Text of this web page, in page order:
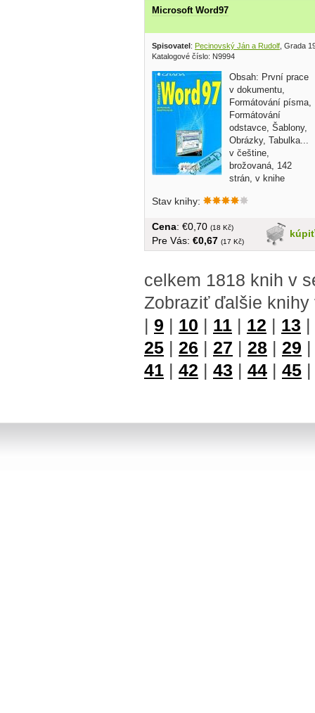
Microsoft Word97
Spisovatel : Pecinovský Ján a Rudolf , Grada
Katalogové číslo: N9994
Obsah: První prace
v dokumentu,
Formátování písma,
Formátování
odstavce, Šablony,
Obrázky, Tabulka...
v češtine,
brožovaná, 142
strán, v knihe
Stav knihy:
kúpiť
Cena: €0,70 (18 Kč)
Pre Vás: €0,67 (17 Kč)
celkem 1818 knih v
Zobraziť ďalšie
| 9 | 10 | 11 | 12 | 13 |
25 | 26 | 27 | 28 | 29
41 | 42 | 43 | 44 | 45